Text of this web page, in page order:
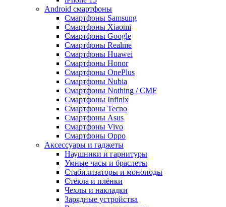
Android cмартфоны
Смартфоны Samsung
Смартфоны Xiaomi
Смартфоны Google
Смартфоны Realme
Смартфоны Huawei
Смартфоны Honor
Смартфоны OnePlus
Смартфоны Nubia
Смартфоны Nothing / CMF
Смартфоны Infinix
Смартфоны Tecno
Смартфоны Asus
Смартфоны Vivo
Смартфоны Oppo
Аксессуары и гаджеты
Наушники и гарнитуры
Умные часы и браслеты
Стабилизаторы и моноподы
Стёкла и плёнки
Чехлы и накладки
Зарядные устройства